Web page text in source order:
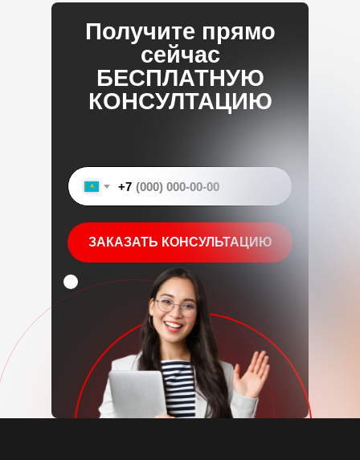
+7
ЗАКАЗАТЬ КОНСУЛЬТАЦИЮ
Получите прямо
сейчас
БЕСПЛАТНУЮ
КОНСУЛТАЦИЮ